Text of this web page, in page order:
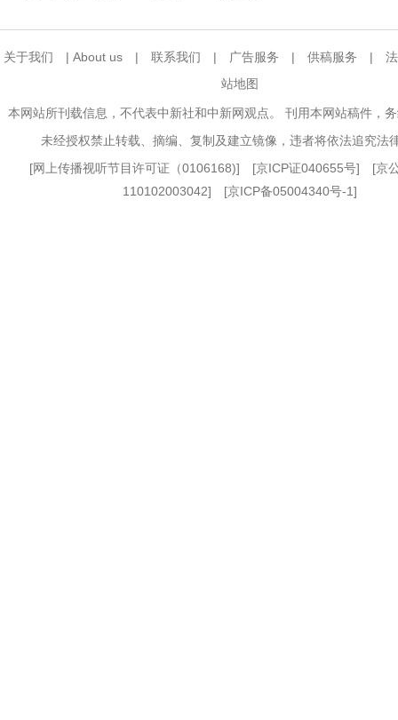
关于我们 | About us | 联系我们 | 广告服务 | 供稿服务 |
站地图
本网站所刊载信息，不代表中新社和中新网观点。 刊用本网站稿件，
未经授权禁止转载、摘编、复制及建立镜像，违者将依法追究法
[网上传播视听节目许可证（0106168)] [京ICP证040655号] [京
110102003042] [京ICP备05004340号-1]